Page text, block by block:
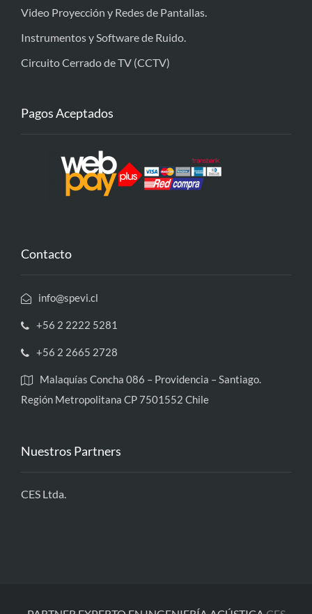
Video Proyección y Redes de Pantallas.
Instrumentos y Software de Ruido.
Circuito Cerrado de TV (CCTV)
Pagos Aceptados
Contacto
info@spevi.cl
+56 2 2222 5281
+56 2 2665 2728
Malaquías Concha 086 – Providencia – Santiago.
Región Metropolitana CP 7501552 Chile
Nuestros Partners
CES Ltda.